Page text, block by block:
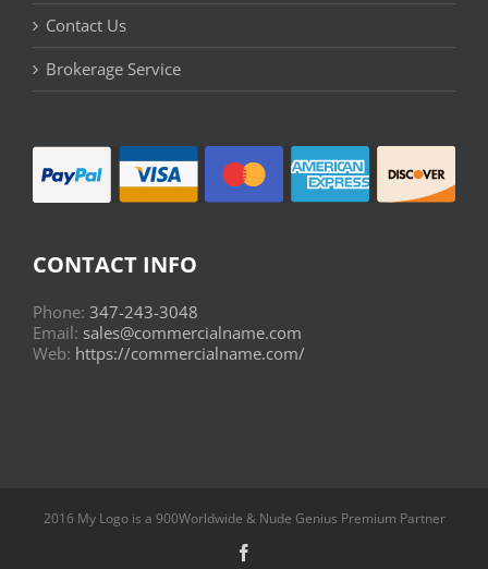
Contact Us
Brokerage Service
CONTACT INFO
Phone: 347-243-3048
Email: sales@commercialname.com
Web: https://commercialname.com/
2016 My Logo is a 900Worldwide & Nude Genius Premium Partner